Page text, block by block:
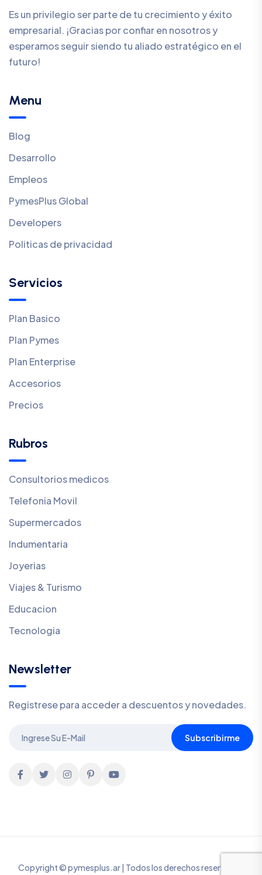
Es un privilegio ser parte de tu crecimiento y éxito
empresarial. ¡Gracias por confiar en nosotros y
esperamos seguir siendo tu aliado estratégico en el
futuro!
Menu
Blog
Desarrollo
Empleos
PymesPlus Global
Developers
Politicas de privacidad
Servicios
Plan Basico
Plan Pymes
Plan Enterprise
Accesorios
Precios
Rubros
Consultorios medicos
Telefonia Movil
Supermercados
Indumentaria
Joyerias
Viajes & Turismo
Educacion
Tecnologia
Newsletter
Registrese para acceder a descuentos y novedades.
Subscribirme
Copyright © pymesplus.ar | Todos los derechos reservados